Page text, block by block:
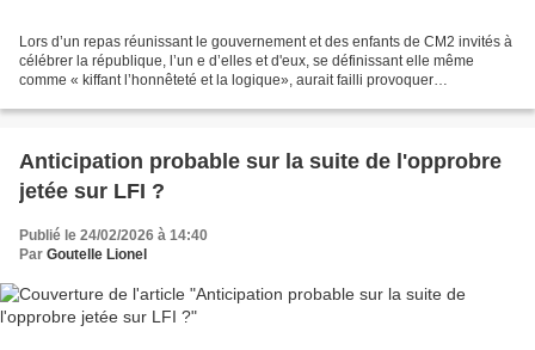
Lors d’un repas réunissant le gouvernement et des enfants de CM2 invités à
célébrer la république, l’un e d’elles et d'eux, se définissant elle même
comme « kiffant l’honnêteté et la logique», aurait failli provoquer
Anticipation probable sur la suite de l'opprobre
jetée sur LFI ?
Publié le 24/02/2026 à 14:40
Par Goutelle Lionel